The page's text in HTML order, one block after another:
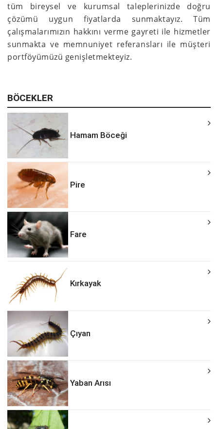
tüm bireysel ve kurumsal taleplerinizde doğru
çözümü uygun fiyatlarda sunmaktayız. Tüm
çalışmalarımızın hakkını verme gayreti ile hizmetler
sunmakta ve memnuniyet referansları ile müşteri
portföyümüzü genişletmekteyiz.
BÖCEKLER
Hamam Böceği
Pire
Fare
Kırkayak
Çıyan
Yaban Arısı